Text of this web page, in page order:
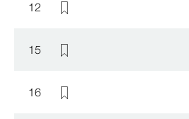
12
15
16